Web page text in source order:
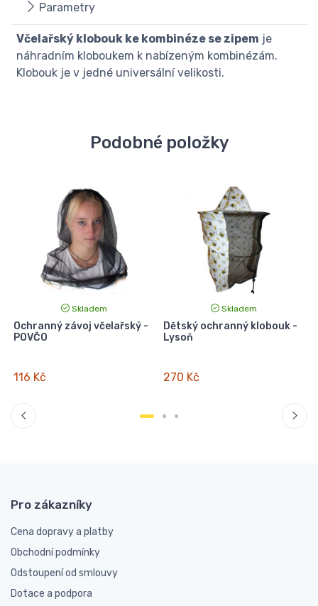
Parametry
Včelařský klobouk ke kombinéze se zipem je
náhradním kloboukem k nabízeným kombinézám.
Klobouk je v jedné universální velikosti.
Podobné položky
Skladem
Ochranný závoj včelařský -
POVČO
116 Kč
Skladem
Dětský ochranný klobouk -
Lysoň
270 Kč
Pro zákazníky
Cena dopravy a platby
Obchodní podmínky
Odstoupení od smlouvy
Dotace a podpora